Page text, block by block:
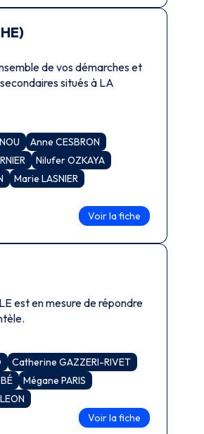
de vos démarches et
situés à LA
Anne CESBRON
Nilufer OZKAYA
Marie LASNIER
Voir la fiche
Catherine GAZZERI-RIVET
Mégane PARIS
Voir la fiche